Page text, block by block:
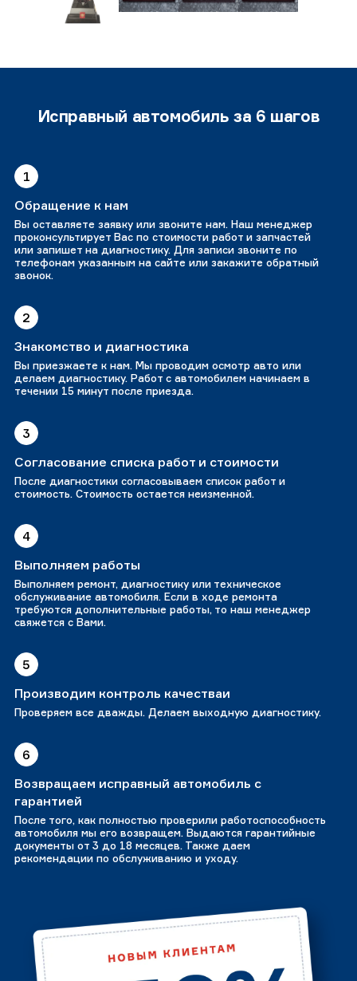
Исправный автомобиль за 6 шагов
1
Обращение к нам
Вы оставляете заявку или звоните нам. Наш менеджер
проконсультирует Вас по стоимости работ и запчастей
или запишет на диагностику. Для записи звоните по
телефонам указанным на сайте или закажите обратный
звонок.
2
Знакомство и диагностика
Вы приезжаете к нам. Мы проводим осмотр авто или
делаем диагностику. Работ с автомобилем начинаем в
течении 15 минут после приезда.
3
Согласование списка работ и стоимости
После диагностики согласовываем список работ и
стоимость. Стоимость остается неизменной.
4
Выполняем работы
Выполняем ремонт, диагностику или техническое
обслуживание автомобиля. Если в ходе ремонта
требуются дополнительные работы, то наш менеджер
свяжется с Вами.
5
Производим контроль качестваи
Проверяем все дважды. Делаем выходную диагностику.
6
Возвращаем исправный автомобиль с
гарантией
После того, как полностью проверили работоспособность
автомобиля мы его возвращем. Выдаются гарантийные
документы от 3 до 18 месяцев. Также даем
рекомендации по обслуживанию и уходу.